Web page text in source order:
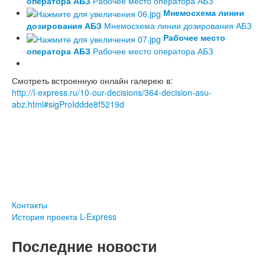
Мнемосхема линии
дозирования АБЗ Мнемосхема линии дозирования АБЗ
Рабочее место
оператора АБЗ Рабочее место оператора АБЗ
Смотреть встроенную онлайн галерею в:
http://l-express.ru/10-our-decisions/364-decision-asu-
abz.html#sigProIddde8f5219d
Контакты
История проекта L-Express
Последние новости